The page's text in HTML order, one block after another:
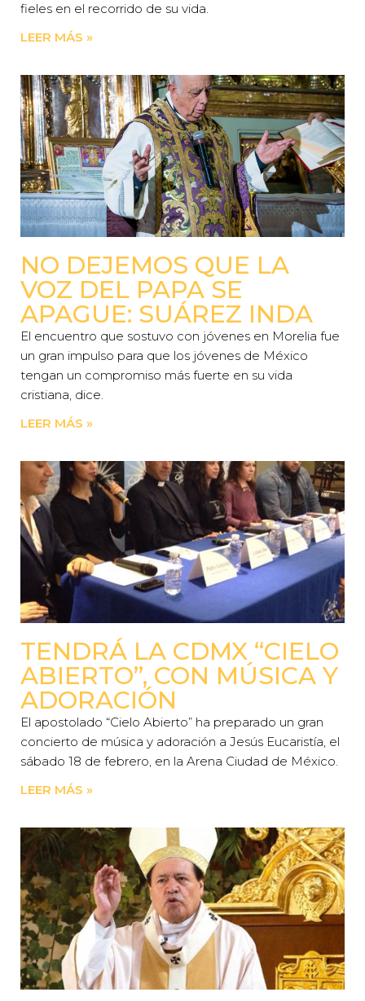
fieles en el recorrido de su vida.
LEER MÁS »
NO DEJEMOS QUE LA
VOZ DEL PAPA SE
APAGUE: SUÁREZ INDA
El encuentro que sostuvo con jóvenes en Morelia fue
un gran impulso para que los jóvenes de México
tengan un compromiso más fuerte en su vida
cristiana, dice.
LEER MÁS »
TENDRÁ LA CDMX “CIELO
ABIERTO”, CON MÚSICA Y
ADORACIÓN
El apostolado “Cielo Abierto” ha preparado un gran
concierto de música y adoración a Jesús Eucaristía, el
sábado 18 de febrero, en la Arena Ciudad de México.
LEER MÁS »